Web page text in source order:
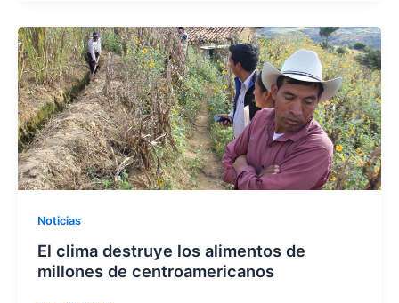
b
o
o
k
A
p
p
Noticias
El clima destruye los alimentos de
millones de centroamericanos